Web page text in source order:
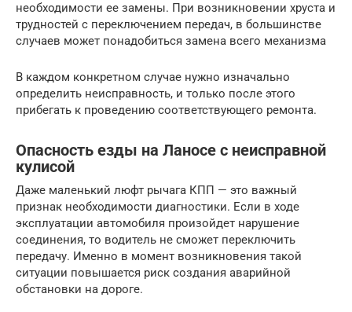
необходимости ее замены. При возникновении хруста и
трудностей с переключением передач, в большинстве
случаев может понадобиться замена всего механизма
В каждом конкретном случае нужно изначально
определить неисправность, и только после этого
прибегать к проведению соответствующего ремонта.
Опасность езды на Ланосе с неисправной
кулисой
Даже маленький люфт рычага КПП — это важный
признак необходимости диагностики. Если в ходе
эксплуатации автомобиля произойдет нарушение
соединения, то водитель не сможет переключить
передачу. Именно в момент возникновения такой
ситуации повышается риск создания аварийной
обстановки на дороге.